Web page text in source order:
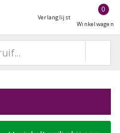
Verlanglijst
0
Winkelwagen